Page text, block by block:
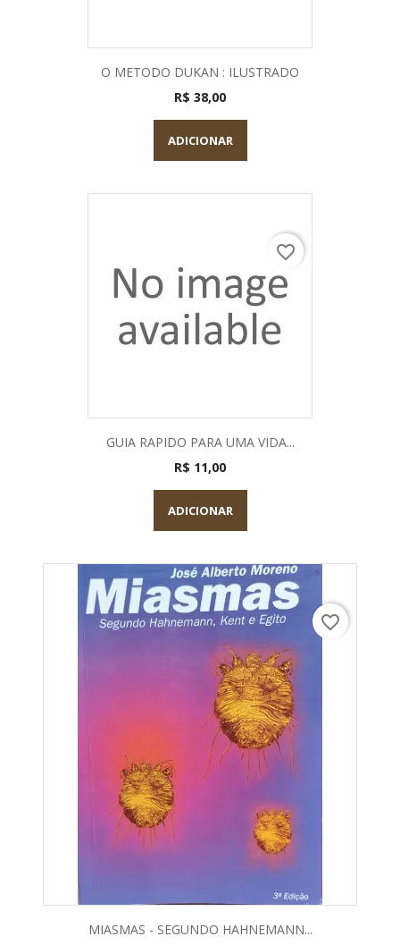
O METODO DUKAN : ILUSTRADO
R$ 38,00
ADICIONAR
GUIA RAPIDO PARA UMA VIDA...
R$ 11,00
ADICIONAR
favorite_border
MIASMAS - SEGUNDO HAHNEMANN...
favorite_border